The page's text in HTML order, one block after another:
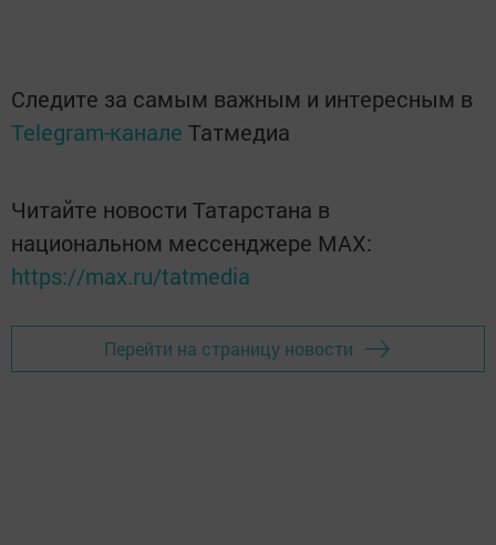
Следите за самым важным и интересным в
Telegram-канале Татмедиа
Читайте новости Татарстана в
национальном мессенджере MАХ:
https://max.ru/tatmedia
Перейти на страницу новости